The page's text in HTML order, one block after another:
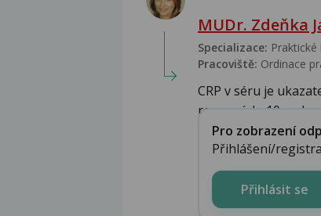
MUDr. Zdeňka
Specializace:
Pracoviště: Ordinace
CRP v séru je
rozmezí do 10, o
Pro zobrazení
Přihlášení/
Přihlásit se